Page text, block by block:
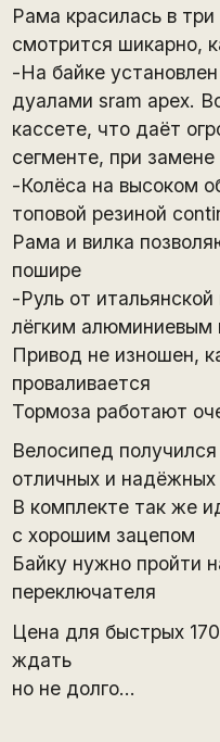
Рама красилась в
смотрится шикарно,
-На байке
дуалами sram apex.
кассете, что даёт
сегменте, при замене
-Колёса на высоком
топовой резиной
Рама и вилка
пошире
-Руль от
лёгким
Привод не изношен,
проваливается
Тормоза работают
Велосипед
отличных и надёжных
В комплекте так же
с хорошим зацепом
Байку нужно пройти
переключателя
Цена для быстрых
ждать
но не долго...